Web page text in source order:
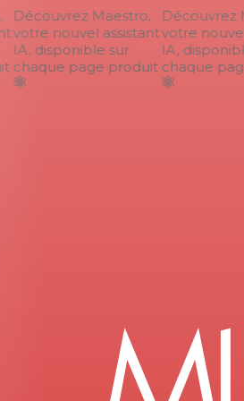
Découvrez Maestro,
votre nouvel assistant
IA, disponible sur
chaque page produit
Découvrez
votre nouvel
IA,
chaque